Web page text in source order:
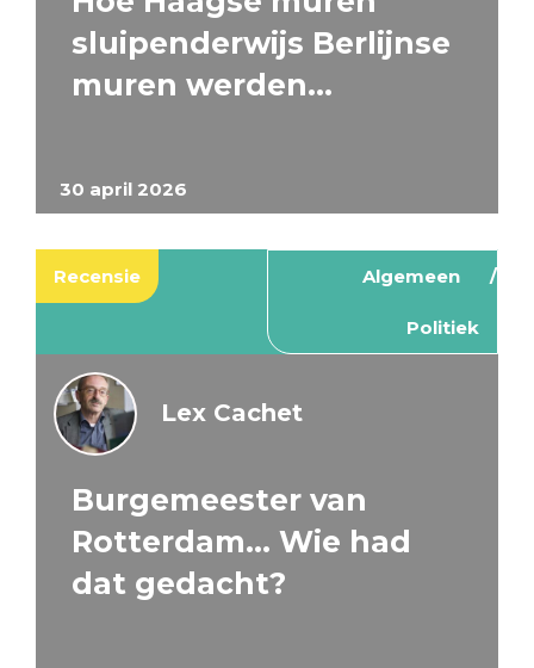
30 april 2026
sluipenderwijs Berlijnse
muren werden…
Recensie Algemeen
Politiek
Lex Cachet
Burgemeester van
Rotterdam… Wie had
dat gedacht?